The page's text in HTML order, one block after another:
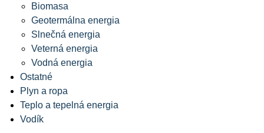
Biomasa
Geotermálna energia
Slnečná energia
Veterná energia
Vodná energia
Ostatné
Plyn a ropa
Teplo a tepelná energia
Vodík